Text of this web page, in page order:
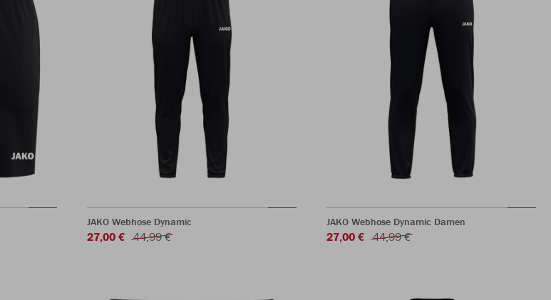
JAKO Webhose Dynamic
27,00 € 44,99 €
JAKO Webhose Dynamic Damen
27,00 € 44,99 €